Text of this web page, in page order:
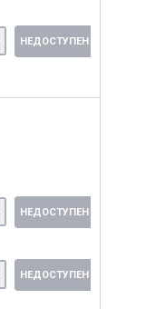
НЕДОСТУПЕН
НЕДОСТУПЕН
НЕДОСТУПЕН